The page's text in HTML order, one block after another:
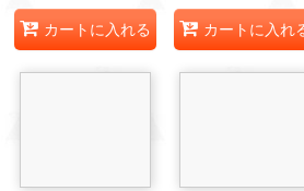
カートに入れる カートに入れ